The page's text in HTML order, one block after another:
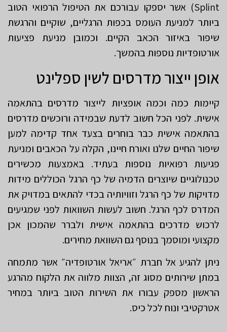
Splint) אשר יספקו עבורכם את הטיפול הרפואי הטוב
ביותר למניעת העומס בכפות הרגליים, שוקיים והרגשת
שיפור באיזור הכאב הקיים. וכמובן מניעת פציעות
אורטופדיות נוספות בהמשך.
אופן ייצור מדרסים לשין ספלינט
קיימות כמה וכמה אופציות לייצור מדרסים בהתאמה
אישית. לפני הכל חשוב לדעת שבמידה ורוכשים מדרסים
בהתאמה אישית כבר בוחרים בצעד אחד קדימה למען
שיפור החיים שלנו ואורח חיינו, הקלה על הכאבים ומניעת
פגיעות רפואיות נוספות בעתיד. באמצעות מכשירים
טכנולוגיים שיוצרים הדמיה של כף הרגל הכוללים מידות
מדויקות של כף הרגל וזוויותיה בכדי להתאים במדויק את
המדרס לכף הרגל. חשוב לעשות השוואות לפני שמגיעים
לרכוש מדרכים בהתאמה אישית ולברר שהמכון אכן
מקצועי ומוסמך בנוסף גם השוואת מחירים.
ניתן להגיע אל חברת ״אריאל אורטופדיה״ אשר מתמחה
במתן שירותים מסוג זה, הצוות מלווה את הלקוח מהרגע
הראשון מספק עבורו את השירות הטוב ביותר במחיר
אטרקטיבי ונוח לכל כיס.